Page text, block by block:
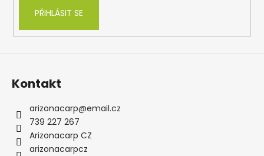
PŘIHLÁSIT SE
Kontakt
arizonacarp@email.cz
739 227 267
Arizonacarp CZ
arizonacarpcz